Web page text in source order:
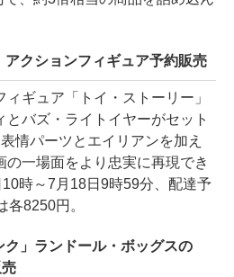
アクションフィギュア予約販売
ギュア「トイ・ストーリー」
とバズ・ライトイヤーがセット
情パーツとエイリアンを加え
の一場面をより忠実に再現でき
時～7月18日9時59分、配達予
各8250円。
ク」ランドール・ボッグスの